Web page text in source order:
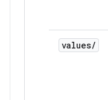
values/